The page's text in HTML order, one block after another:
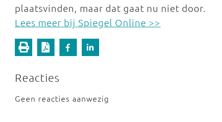
plaatsvinden, maar dat gaat nu niet door.
Lees meer bij Spiegel Online >>
Reacties
Geen reacties aanwezig